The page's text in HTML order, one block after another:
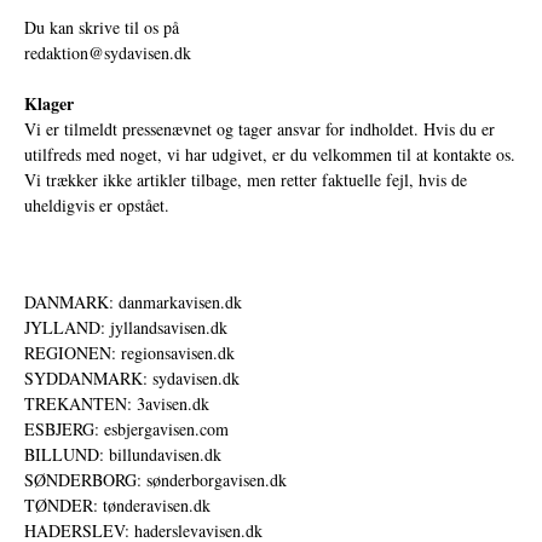
Du kan skrive til os på
redaktion@sydavisen.dk
Klager
Vi er tilmeldt pressenævnet og tager ansvar for indholdet. Hvis du er
utilfreds med noget, vi har udgivet, er du velkommen til at kontakte os.
Vi trækker ikke artikler tilbage, men retter faktuelle fejl, hvis de
uheldigvis er opstået.
DANMARK: danmarkavisen.dk
JYLLAND: jyllandsavisen.dk
REGIONEN: regionsavisen.dk
SYDDANMARK: sydavisen.dk
TREKANTEN: 3avisen.dk
ESBJERG: esbjergavisen.com
BILLUND: billundavisen.dk
SØNDERBORG: sønderborgavisen.dk
TØNDER: tønderavisen.dk
HADERSLEV: haderslevavisen.dk